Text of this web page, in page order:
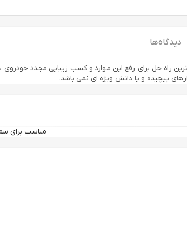
دیدگاه ها
راه حل برای رفع این موارد و کسب زیبایی مجدد
پیچیده و یا دانش ویژه ای نمی باشد.
مناسب برای